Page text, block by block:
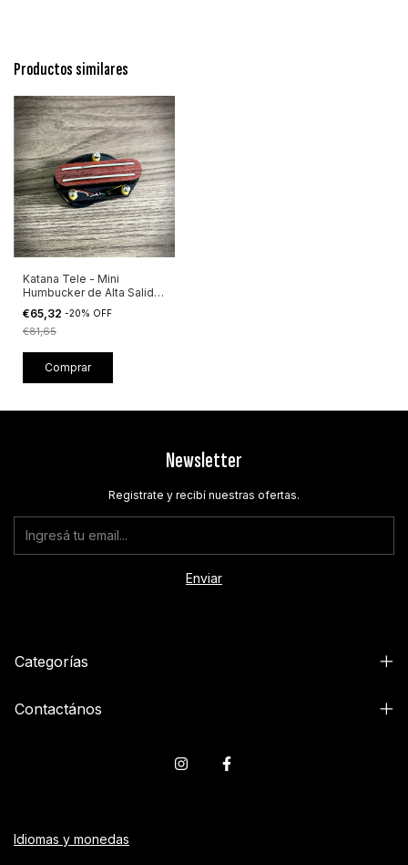
Productos similares
Katana Tele - Mini
Humbucker de Alta Salida
Ceramic 8
€65,32 -20% OFF
€81,65
Comprar
Newsletter
Registrate y recibí nuestras ofertas.
Categorías
Contactános
Idiomas y monedas